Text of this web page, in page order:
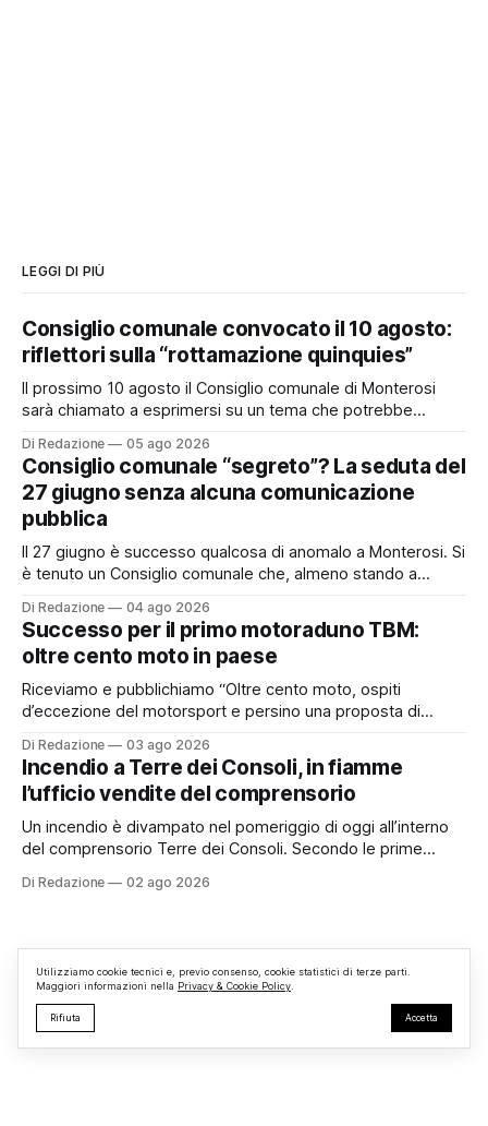
LEGGI DI PIÙ
Consiglio comunale convocato il 10 agosto:
riflettori sulla “rottamazione quinquies”
Il prossimo 10 agosto il Consiglio comunale di Monterosi
sarà chiamato a esprimersi su un tema che potrebbe
possibile adesione del Comune alla cosiddetta
“rottamazione quinquies” dei carichi affidati all’Agente della
Riscossione. Prima, però, c’è un tema politico che merita
Di Redazione 05 ago 2026
Consiglio comunale “segreto”? La seduta del
27 giugno senza alcuna comunicazione
pubblica
Il 27 giugno è successo qualcosa di anomalo a Monterosi. Si
è tenuto un Consiglio comunale che, almeno stando a
pubblicamente comunicato ai cittadini attraverso l’Albo
Pretorio. Un’anomalia che merita spiegazioni. Il Consiglio
comunale è, per sua natura, un’assemblea
Di Redazione 04 ago 2026
Successo per il primo motoraduno TBM:
oltre cento moto in paese
Riceviamo e pubblichiamo “Oltre cento moto, ospiti
d’eccezione del motorsport e persino una proposta di
organizzato da TBM a Monterosi, un evento che ha
superato le aspettative degli organizzatori richiamando
appassionati delle due ruote da tutto il Lazio e dalle regioni
limitrofe. Per
Di Redazione 03 ago 2026
Incendio a Terre dei Consoli, in fiamme
l’ufficio vendite del comprensorio
Un incendio è divampato nel pomeriggio di oggi all’interno
del comprensorio Terre dei Consoli. Secondo le prime
struttura adibita a ufficio vendite. Sul posto sono intervenuti
Di Redazione 02 ago 2026
Utilizziamo cookie tecnici e, previo consenso, cookie statistici di terze parti.
Maggiori informazioni nella Privacy & Cookie Policy
Rifiuta Accetta